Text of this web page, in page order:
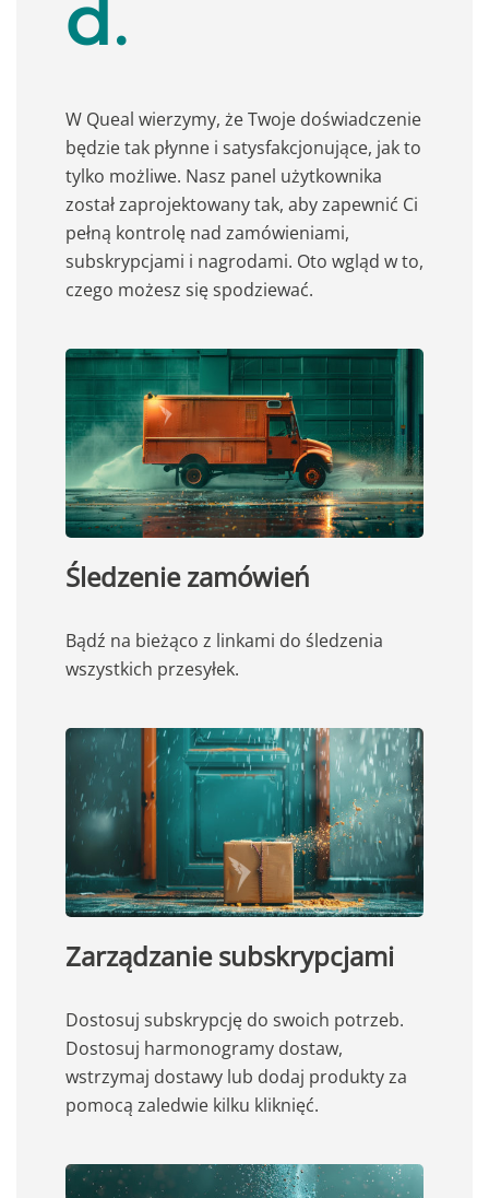
d.
W Queal wierzymy, że Twoje doświadczenie
będzie tak płynne i satysfakcjonujące, jak to
tylko możliwe. Nasz panel użytkownika
został zaprojektowany tak, aby zapewnić Ci
pełną kontrolę nad zamówieniami,
subskrypcjami i nagrodami. Oto wgląd w to,
czego możesz się spodziewać.
Śledzenie zamówień
Bądź na bieżąco z linkami do śledzenia
wszystkich przesyłek.
Zarządzanie subskrypcjami
Dostosuj subskrypcję do swoich potrzeb.
Dostosuj harmonogramy dostaw,
wstrzymaj dostawy lub dodaj produkty za
pomocą zaledwie kilku kliknięć.